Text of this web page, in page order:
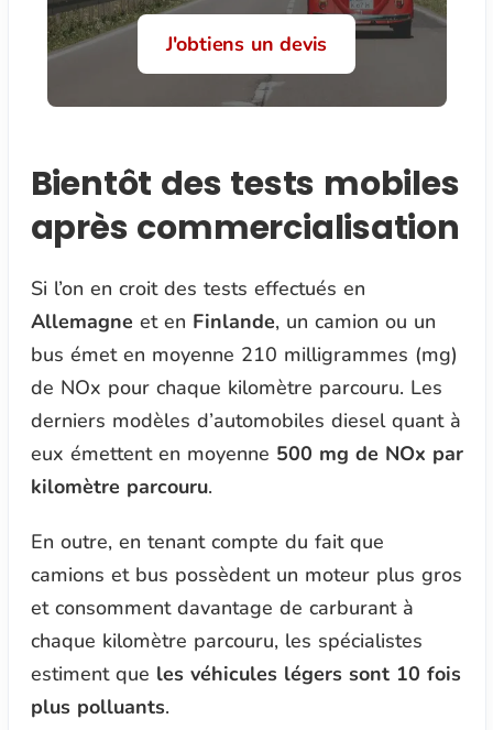
J'obtiens un devis
Bientôt des tests mobiles
après commercialisation
Si l’on en croit des tests effectués en
Allemagne et en Finlande, un camion ou un
bus émet en moyenne 210 milligrammes (mg)
de NOx pour chaque kilomètre parcouru. Les
derniers modèles d’automobiles diesel quant à
eux émettent en moyenne 500 mg de NOx par
kilomètre parcouru.
En outre, en tenant compte du fait que
camions et bus possèdent un moteur plus gros
et consomment davantage de carburant à
chaque kilomètre parcouru, les spécialistes
estiment que les véhicules légers sont 10 fois
plus polluants.